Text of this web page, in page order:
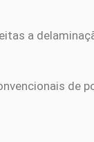
a
de